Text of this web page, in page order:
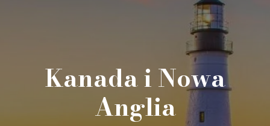
Kanada i Nowa
Anglia